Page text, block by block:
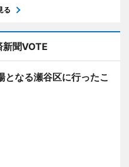
る
新聞VOTE
となる瀬谷区に行ったこ